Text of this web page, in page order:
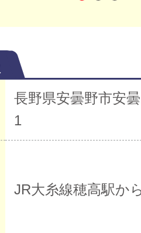
長野県安曇野市安
1
JR大糸線穂高駅か